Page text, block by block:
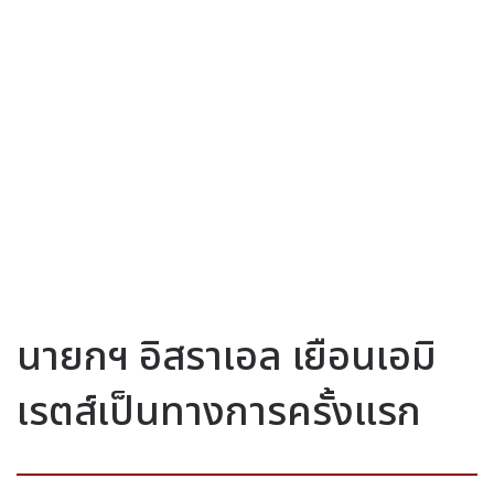
นายกฯ อิสราเอล เยือนเอมิ
เรตส์เป็นทางการครั้งแรก